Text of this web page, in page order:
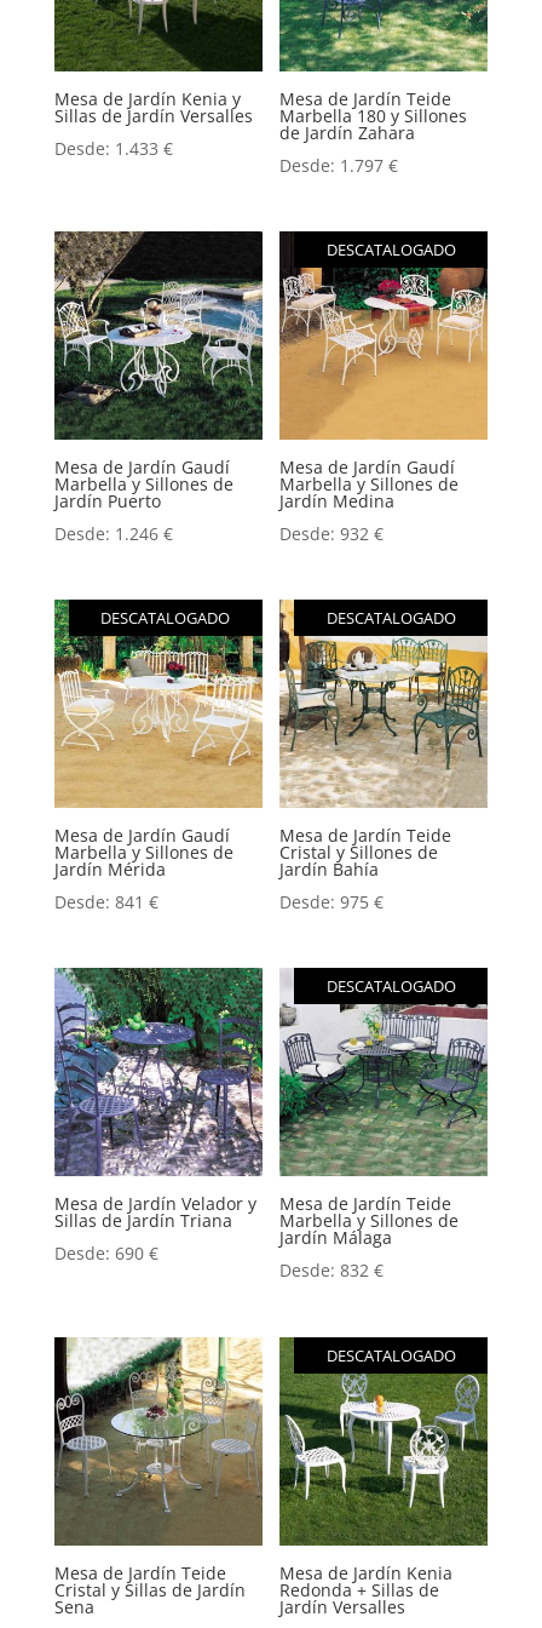
Mesa de Jardín Kenia y
Sillas de Jardín Versalles
Desde: 1.433 €
Mesa de Jardín Teide
Marbella 180 y Sillones
de Jardín Zahara
Desde: 1.797€
Mesa de Jardín Gaudí
Marbella y Sillones de
Jardín Puerto
Desde: 1.246 €
DESCATALOGADO
Mesa de Jardín Gaudí
Marbella y Sillones de
Jardín Medina
Desde:932€
DESCATALOGADO
Mesa de Jardín Gaudí
Marbella y Sillones de
Jardín Mérida
Desde: 841 €
DESCATALOGADO
Mesa de Jardín Teide
Cristal y Sillones de
Jardín Bahía
Desde:975€
Mesa de Jardín Velador y
Sillas de Jardín Triana
Desde: 690 €
DESCATALOGADO
Mesa de Jardín Teide
Marbella y Sillones de
Jardín Málaga
Desde:832€
Mesa de Jardín Teide
Cristal y Sillas de Jardín
Sena
DESCATALOGADO
Mesa de Jardín Kenia
Redonda + Sillas de
Jardín Versalles